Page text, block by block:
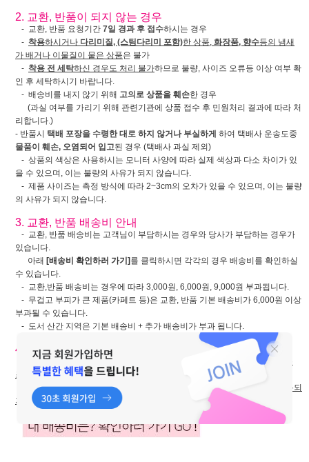
2. 교환, 반품이 되지 않는 경우
- 교환, 반품 요청기간 7일 경과 후 접수하시는 경우
- 착용하시거나 다리미질, (스팀다리미 포함)한 상품, 화장품, 향수등의 냄새
가 배거나 이물질이 뭍은 상품은 불가
- 착용 전 세탁하신 경우도 처리 불가하므로 불량, 사이즈 오류등 이상 여부 확
인 후 세탁하시기 바랍니다.
- 배송비를 내지 않기 위해 고의로 상품을 훼손한 경우
(과실 여부를 가리기 위해 관련기관에 상품 접수 후 민원처리 결과에 따라 처
리합니다.)
- 반품시 택배 포장을 수령한 대로 하지 않거나 부실하게 하여 택배사 운송도중
물품이 훼손, 오염되어 입고된 경우 (택배사 과실 제외)
- 상품의 색상은 사용하시는 모니터 사양에 따라 실제 색상과 다소 차이가 있
을 수 있으며, 이는 불량의 사유가 되지 않습니다.
- 제품 사이즈는 측정 방식에 따라 2~3cm의 오차가 있을 수 있으며, 이는 불량
의 사유가 되지 않습니다.
3. 교환, 반품 배송비 안내
- 교환, 반품 배송비는 고객님이 부담하시는 경우와 당사가 부담하는 경우가
있습니다.
아래 [배송비 확인하러 가기] 를 클릭하시면 각각의 경우 배송비를 확인하실
수 있습니다.
- 교환,반품 배송비는 경우에 따라 3,000원, 6,000원, 9,000원 부과됩니다.
- 무겁고 부피가 큰 제품(카페트 등)은 교환, 반품 기본 배송비가 6,000원 이상
부과될 수 있습니다.
- 도서 산간 지역은 기본 배송비 + 추가 배송비가 부과 됩니다.
4. 쿠폰 안내
- 쿠폰 할인 받아 구매한 상품을 교환, 반품하여
최종 구매 금액이 쿠폰 사용
조건에 부족할 경우 쿠폰 할인이 적용되지 않은 금액으로 환불됩니다.
[품절 취소] 및 [하자 반품]시에도
쿠폰 사용 조건 미달시 쿠폰 할인이 적용되
지 않은 금액으로 환불 됩니다.